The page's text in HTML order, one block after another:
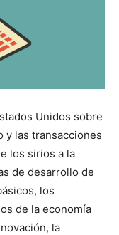
Unidos sobre
y las transacciones
los sirios a la
de desarrollo de
los
de la economía
la